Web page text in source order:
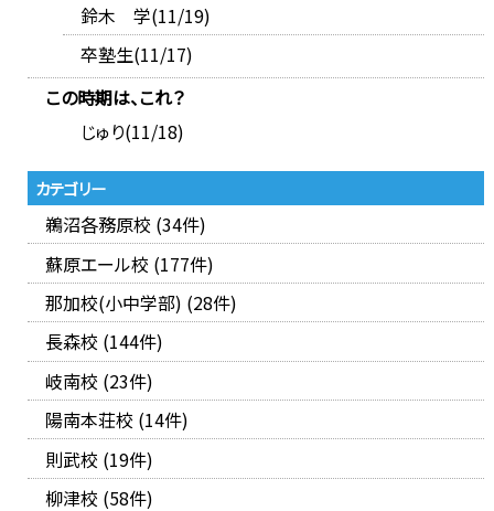
鈴木 学(11/19)
卒塾生(11/17)
この時期は、これ？
じゅり(11/18)
カテゴリー
鵜沼各務原校 (34件)
蘇原エール校 (177件)
那加校(小中学部) (28件)
長森校 (144件)
岐南校 (23件)
陽南本荘校 (14件)
則武校 (19件)
柳津校 (58件)